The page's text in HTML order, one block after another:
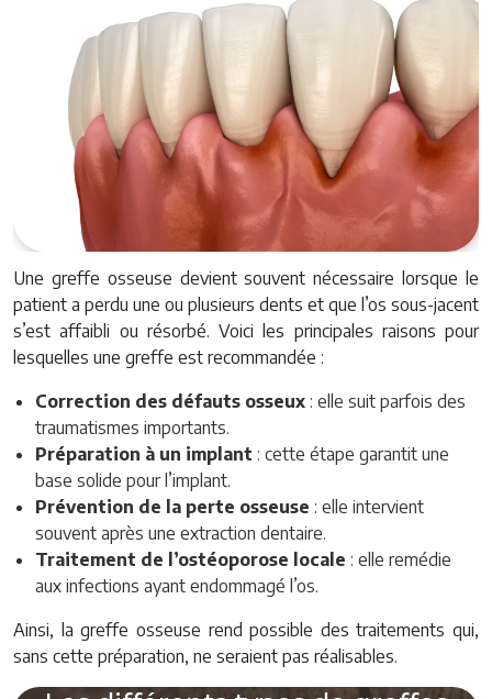
Une greffe osseuse devient souvent nécessaire lorsque le
patient a perdu une ou plusieurs dents et que l’os sous-jacent
s’est affaibli ou résorbé. Voici les principales raisons pour
lesquelles une greffe est recommandée :
Correction des défauts osseux : elle suit parfois des
traumatismes importants.
Préparation à un implant : cette étape garantit une
base solide pour l’implant.
Prévention de la perte osseuse : elle intervient
souvent après une extraction dentaire.
Traitement de l’ostéoporose locale : elle remédie
aux infections ayant endommagé l’os.
Ainsi, la greffe osseuse rend possible des traitements qui,
sans cette préparation, ne seraient pas réalisables.